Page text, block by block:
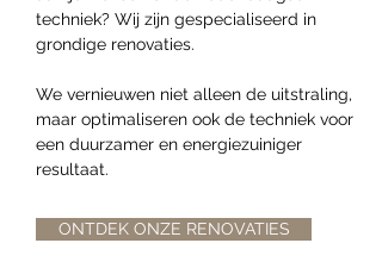
techniek? Wij zijn gespecialiseerd in
grondige renovaties.
We vernieuwen niet alleen de uitstraling,
maar optimaliseren ook de techniek voor
een duurzamer en energiezuiniger
resultaat.
ONTDEK ONZE RENOVATIES